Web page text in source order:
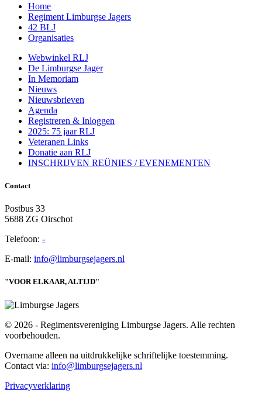
Home
Regiment Limburgse Jagers
42 BLJ
Organisaties
Webwinkel RLJ
De Limburgse Jager
In Memoriam
Nieuws
Nieuwsbrieven
Agenda
Registreren & Inloggen
2025: 75 jaar RLJ
Veteranen Links
Donatie aan RLJ
INSCHRIJVEN REÜNIES / EVENEMENTEN
Contact
Postbus 33
5688 ZG Oirschot
Telefoon: -
E-mail: info@limburgsejagers.nl
"VOOR ELKAAR, ALTIJD"
© 2026 - Regimentsvereniging Limburgse Jagers. Alle rechten
voorbehouden.
Overname alleen na uitdrukkelijke schriftelijke toestemming.
Contact via: info@limburgsejagers.nl
Privacyverklaring